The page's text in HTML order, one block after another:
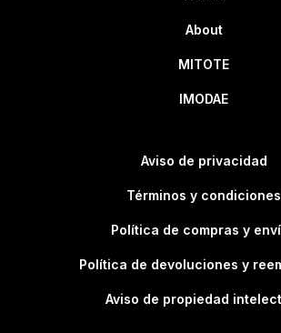
About
MITOTE
IMODAE
Aviso de privacidad
Términos y condiciones
Política de compras y
Política de devoluciones y
Aviso de propiedad